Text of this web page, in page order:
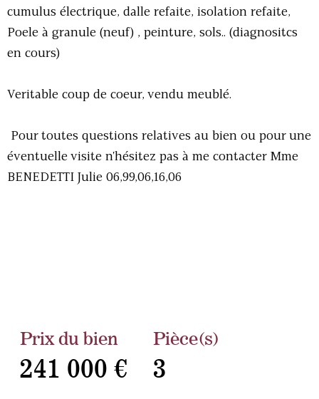
cumulus électrique, dalle refaite, isolation refaite,
Poele à granule (neuf) , peinture, sols.. (diagnositcs
en cours)
Veritable coup de coeur, vendu meublé.
Pour toutes questions relatives au bien ou pour une
éventuelle visite n'hésitez pas à me contacter Mme
BENEDETTI Julie 06,99,06,16,06
Prix du bien
241 000 €
Pièce(s)
3